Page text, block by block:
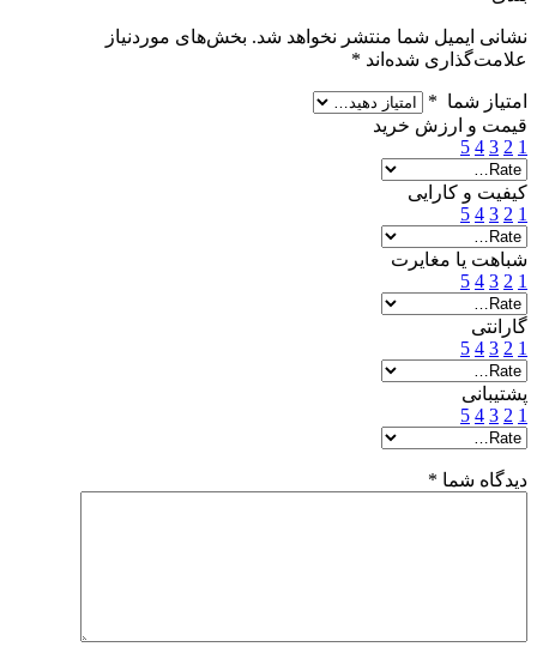
نشانی ایمیل شما منتشر نخواهد شد. بخش‌های موردنیاز
علامت‌گذاری شده‌اند *
امتیاز شما *
قیمت و ارزش خرید
1
2
3
4
5
کیفیت و کارایی
1
2
3
4
5
شباهت یا مغایرت
1
2
3
4
5
گارانتی
1
2
3
4
5
پشتیبانی
1
2
3
4
5
دیدگاه شما *